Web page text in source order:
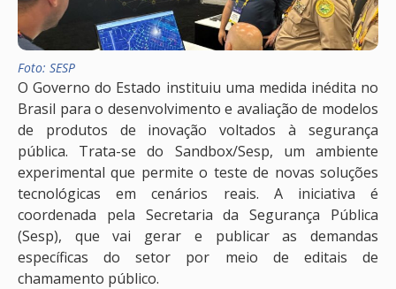
Foto: SESP
O Governo do Estado instituiu uma medida inédita no
Brasil para o desenvolvimento e avaliação de modelos
de produtos de inovação voltados à segurança
pública. Trata-se do Sandbox/Sesp, um ambiente
experimental que permite o teste de novas soluções
tecnológicas em cenários reais. A iniciativa é
coordenada pela Secretaria da Segurança Pública
(Sesp), que vai gerar e publicar as demandas
específicas do setor por meio de editais de
chamamento público.